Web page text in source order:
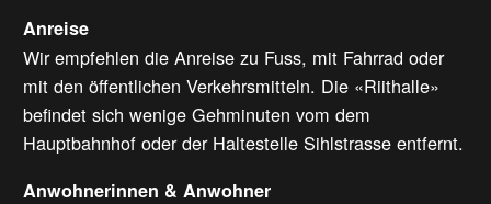
Anreise
Wir empfehlen die Anreise zu Fuss, mit Fahrrad oder
mit den öffentlichen Verkehrsmitteln. Die «Riithalle»
befindet sich wenige Gehminuten vom dem
Hauptbahnhof oder der Haltestelle Sihlstrasse entfernt.
Anwohnerinnen & Anwohner